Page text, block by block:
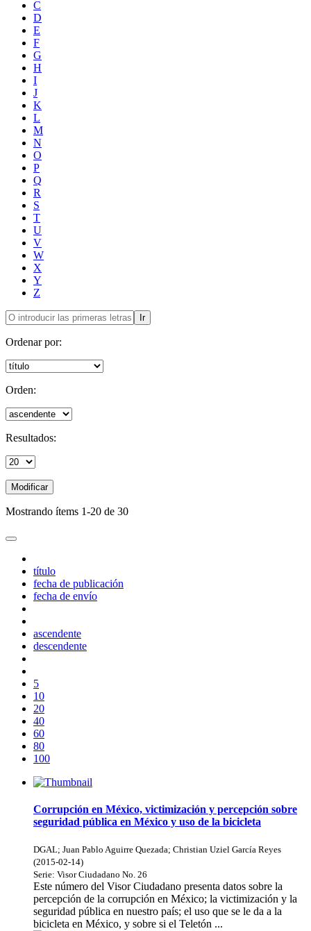
C
D
E
F
G
H
I
J
K
L
M
N
O
P
Q
R
S
T
U
V
W
X
Y
Z
Ir
Ordenar por:
Orden:
Resultados:
Modificar
Mostrando ítems 1-20 de 30
título
fecha de publicación
fecha de envío
ascendente
descendente
5
10
20
40
60
80
100
Corrupción en México, victimización y percepción sobre
seguridad pública en México y uso de la bicicleta
DGAL; Juan Pablo Aguirre Quezada; Christian Uziel García Reyes
(2015-02-14)
Serie: Visor Ciudadano No. 26
Este número del Visor Ciudadano presenta datos sobre la
percepción de la corrupción en México; la victimización y la
seguridad pública en nuestro país; el uso que se le da a la
bicicleta en México, y sobre si el Teletón ...